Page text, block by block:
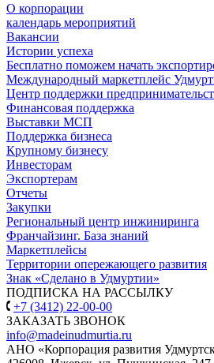
О корпорации
календарь мероприятий
Вакансии
Истории успеха
Бесплатно поможем начать
Международный маркетплейс
Центр поддержки
Финансовая поддержка
Выставки МСП
Поддержка бизнеса
Крупному бизнесу
Инвесторам
Экспортерам
Отчеты
Закупки
Региональный центр инжиниринга
Франчайзинг. База знаний
Маркетплейсы
Территории опережающего развития
Знак «Сделано в Удмуртии»
ПОДПИСКА НА РАССЫЛКУ
+7 (3412) 22-00-00
ЗАКАЗАТЬ ЗВОНОК
info@madeinudmurtia.ru
АНО «Корпорация развития